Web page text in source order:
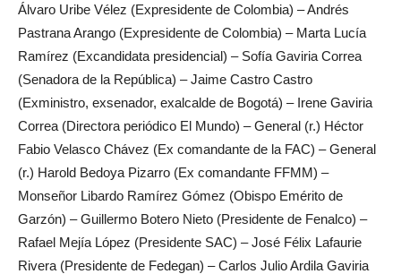
Álvaro Uribe Vélez (Expresidente de Colombia) – Andrés
Pastrana Arango (Expresidente de Colombia) – Marta Lucía
Ramírez (Excandidata presidencial) – Sofía Gaviria Correa
(Senadora de la República) – Jaime Castro Castro
(Exministro, exsenador, exalcalde de Bogotá) – Irene Gaviria
Correa (Directora periódico El Mundo) – General (r.) Héctor
Fabio Velasco Chávez (Ex comandante de la FAC) – General
(r.) Harold Bedoya Pizarro (Ex comandante FFMM) –
Monseñor Libardo Ramírez Gómez (Obispo Emérito de
Garzón) – Guillermo Botero Nieto (Presidente de Fenalco) –
Rafael Mejía López (Presidente SAC) – José Félix Lafaurie
Rivera (Presidente de Fedegan) – Carlos Julio Ardila Gaviria